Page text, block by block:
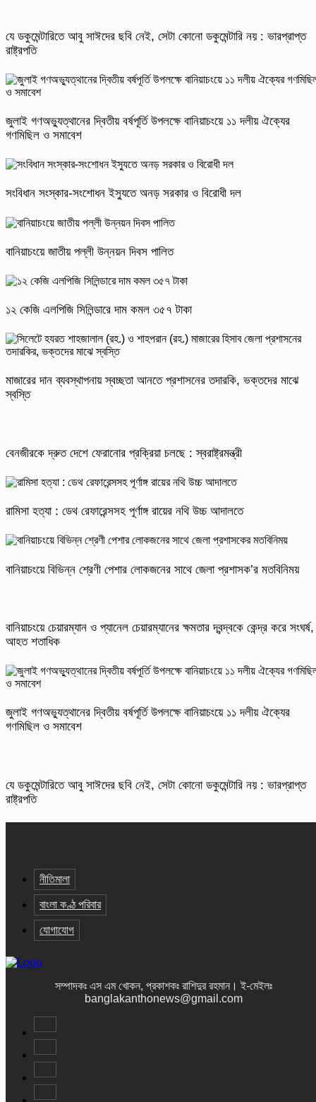
যে ডকুমেন্টারিতে আবু সাঈদের ছবি নেই, সেটা কোনো ডকুমেন্টারি নয় : ভারপ্রাপ্ত
রাষ্ট্রপতি
জুলাই গণঅভ্যুত্থানের দ্বিতীয় বর্ষপূর্তি উপলক্ষে বানিয়াচংয়ে ১১ দলীয় ঐক্যের
গণমিছিল ও সমাবেশ
সংবিধান সংস্কার-সংশোধন ইস্যুতে অনড় সরকার ও বিরোধী দল
বানিয়াচংয়ে জাতীয় পল্লী উন্নয়ন দিবস পালিত
১২ কেজি এলপিজি সিলিন্ডারে দাম কমল ৩৫৭ টাকা
মাজারের দান ব্যবস্থাপনায় স্বচ্ছতা আনতে প্রশাসনের তদারকি, ভক্তদের মাঝে
স্বস্তি
বেনজীরকে দ্রুত দেশে ফেরানোর প্রক্রিয়া চলছে : স্বরাষ্ট্রমন্ত্রী
রামিসা হত্যা : ডেথ রেফারেন্সসহ পূর্ণাঙ্গ রায়ের নথি উচ্চ আদালতে
বানিয়াচংয়ে বিভিন্ন শ্রেণী পেশার লোকজনের সাথে জেলা প্রশাসক’র মতবিনিময়
বানিয়াচংয়ে চেয়ারম্যান ও প্যানেল চেয়ারম্যানের ক্ষমতার দ্বন্দ্বকে কেন্দ্র করে সংঘর্ষ,
আহত শতাধিক
জুলাই গণঅভ্যুত্থানের দ্বিতীয় বর্ষপূর্তি উপলক্ষে বানিয়াচংয়ে ১১ দলীয় ঐক্যের
গণমিছিল ও সমাবেশ
যে ডকুমেন্টারিতে আবু সাঈদের ছবি নেই, সেটা কোনো ডকুমেন্টারি নয় : ভারপ্রাপ্ত
রাষ্ট্রপতি
নীতিমালা
বাংলা কণ্ঠ পরিবার
যোগাযোগ
সম্পাদকঃ এস এম খোকন, প্রকাশকঃ রাশিদুর রহমান । ই-মেইলঃ
banglakanthonews@gmail.com